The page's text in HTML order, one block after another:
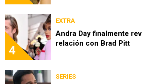
4
EXTRA
Andra Day finalmente
relación con Brad Pitt
SERIES